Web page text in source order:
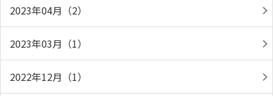
2023年04月（2）
2023年03月（1）
2022年12月（1）